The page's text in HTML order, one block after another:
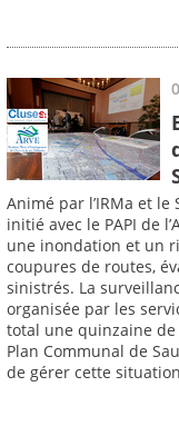
Animé par l’IRMa et
initié avec le PAPI de
une inondation et un
coupures de routes,
sinistrés. La
organisée par les
total une quinzaine
Plan Communal de
de gérer cette